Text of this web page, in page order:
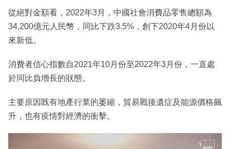
從絕對金額看，2022年3月，中國社會消費品零售總額為
34,200億元人民幣，同比下跌3.5%，創下2020年4月份以
來新低。
消費者信心指數自2021年10月份至2022年3月份，一直處
於同比負增長的狀態。
主要原因既有地產行業的萎縮，貿易戰後遺症及能源價格飆
升，也有疫情對經濟的衝擊。